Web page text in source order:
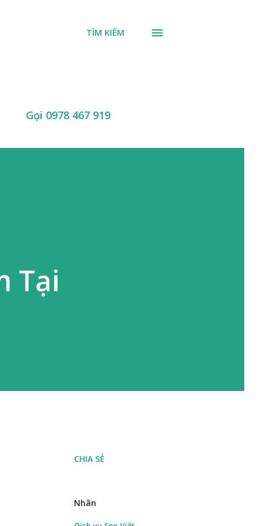
TÌM KIẾM
Gọi 0978 467 919
Tại
CHIA SẺ
Nhãn